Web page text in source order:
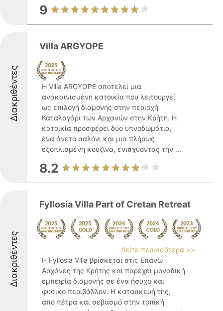
9
Διακριθέντες
Villa ARGYOPE
Η Villa ARGYOPE αποτελεί μια
ανακαινισμένη κατοικία που λειτουργεί
ως επιλογή διαμονής στην περιοχή
Καταλαγάρι των Αρχανών στην Κρήτη. Η
κατοικία προσφέρει δύο υπνοδωμάτια,
ένα άνετο σαλόνι και μια πλήρως
εξοπλισμένη κουζίνα, ενισχύοντας την ...
8.2
Διακριθέντες
Fyllosia Villa Part of Cretan Retreat
Δείτε περισσότερα >>
Η Fyllosia Villa βρίσκεται στις Επάνω
Αρχάνες της Κρήτης και παρέχει μοναδική
εμπειρία διαμονής σε ένα ήσυχο και
φυσικό περιβάλλον. Η κατασκευή της,
από πέτρα και σεβασμό στην τοπική